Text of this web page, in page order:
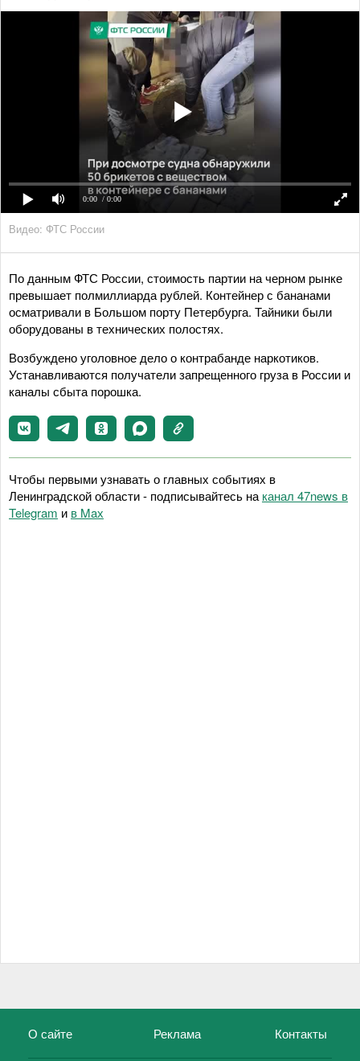
0:00 / 0:00
Видео: ФТС России
По данным ФТС России, стоимость партии на черном рынке
превышает полмиллиарда рублей. Контейнер с бананами
осматривали в Большом порту Петербурга. Тайники были
оборудованы в технических полостях.
Возбуждено уголовное дело о контрабанде наркотиков.
Устанавливаются получатели запрещенного груза в России и
каналы сбыта порошка.
Чтобы первыми узнавать о главных событиях в
Ленинградской области - подписывайтесь на канал 47news в
Telegram и в Maх
О сайте Реклама Контакты